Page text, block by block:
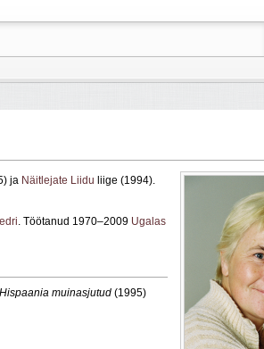
ja Näitlejate Liidu liige (1994).
. Töötanud 1970–2009 Ugalas
Hispaania muinasjutud (1995)